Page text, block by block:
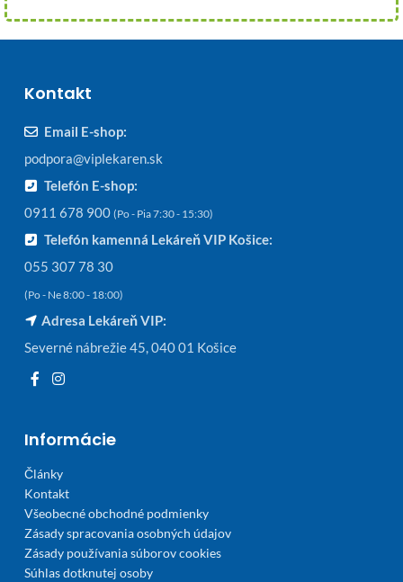
Kontakt
Email E-shop:
podpora@viplekaren.sk
Telefón E-shop:
0911 678 900 (Po - Pia 7:30 - 15:30)
Telefón kamenná Lekáreň VIP Košice:
055 307 78 30
(Po - Ne 8:00 - 18:00)
Adresa Lekáreň VIP:
Severné nábrežie 45, 040 01 Košice
Informácie
Články
Kontakt
Všeobecné obchodné podmienky
Zásady spracovania osobných údajov
Zásady používania súborov cookies
Súhlas dotknutej osoby